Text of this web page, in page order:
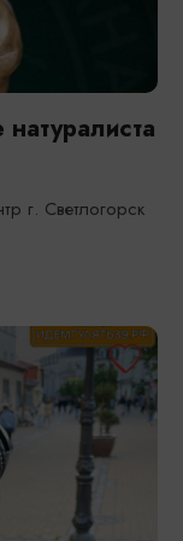
натуралиста
г. Светлогорск